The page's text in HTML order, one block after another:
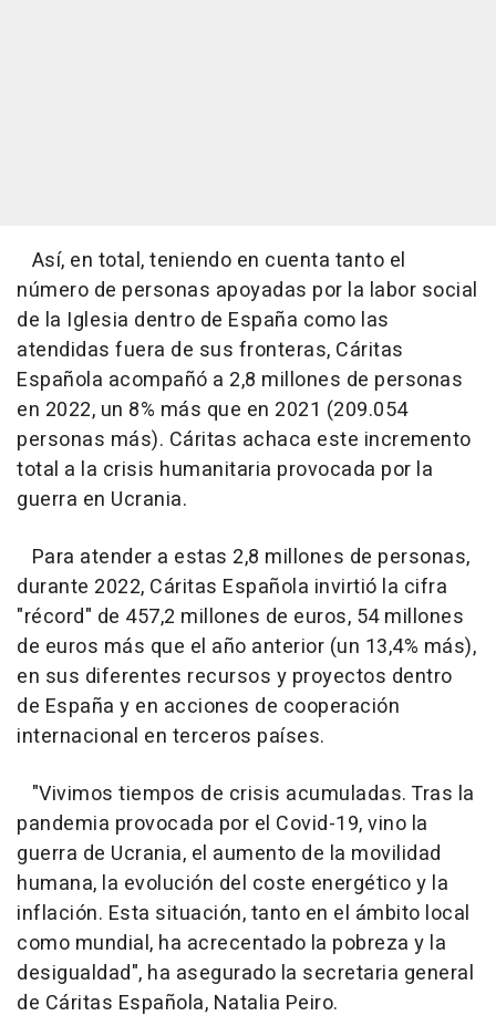
Así, en total, teniendo en cuenta tanto el
número de personas apoyadas por la labor social
de la Iglesia dentro de España como las
atendidas fuera de sus fronteras, Cáritas
Española acompañó a 2,8 millones de personas
en 2022, un 8% más que en 2021 (209.054
personas más). Cáritas achaca este incremento
total a la crisis humanitaria provocada por la
guerra en Ucrania.
Para atender a estas 2,8 millones de personas,
durante 2022, Cáritas Española invirtió la cifra
"récord" de 457,2 millones de euros, 54 millones
de euros más que el año anterior (un 13,4% más),
en sus diferentes recursos y proyectos dentro
de España y en acciones de cooperación
internacional en terceros países.
"Vivimos tiempos de crisis acumuladas. Tras la
pandemia provocada por el Covid-19, vino la
guerra de Ucrania, el aumento de la movilidad
humana, la evolución del coste energético y la
inflación. Esta situación, tanto en el ámbito local
como mundial, ha acrecentado la pobreza y la
desigualdad", ha asegurado la secretaria general
de Cáritas Española, Natalia Peiro.